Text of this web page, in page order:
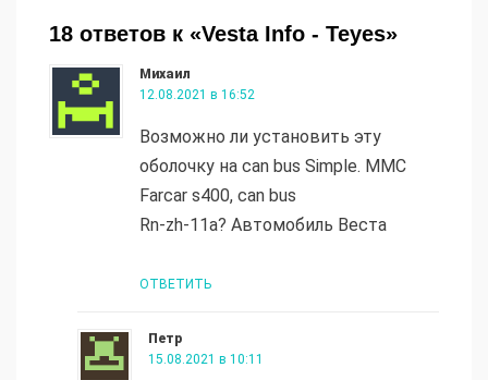
18 ответов к «Vesta Info - Teyes»
Михаил
12.08.2021 в 16:52
Возможно ли установить эту
оболочку на can bus Simple. ММС
Farcar s400, can bus
Rn-zh-11a? Автомобиль Веста
ОТВЕТИТЬ
Петр
15.08.2021 в 10:11